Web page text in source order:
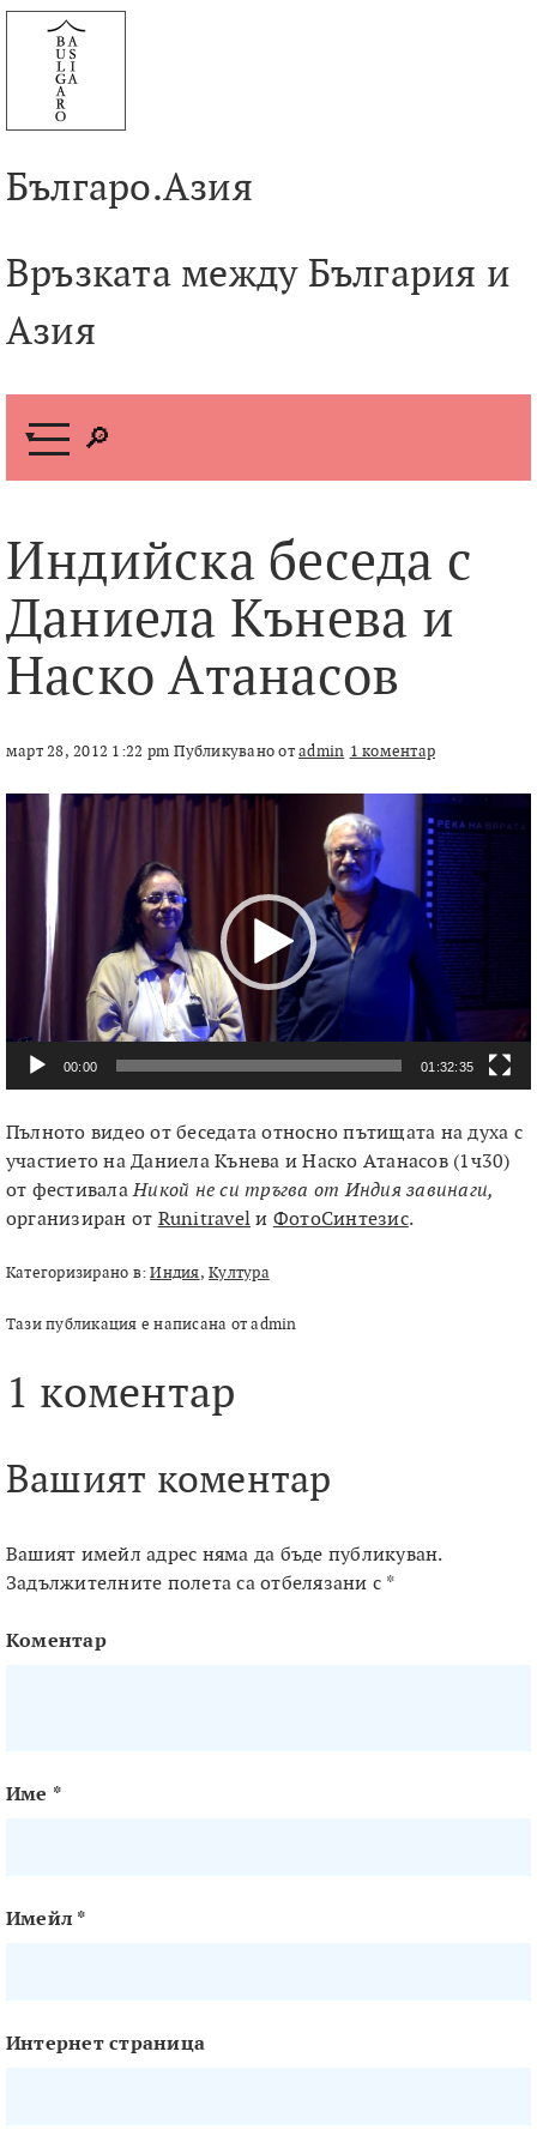
Към
съдържанието
Българо.Азия
Връзката между България и
Азия
М
н
Индийска беседа с
Даниела Кънева и
Наско Атанасов
март 28, 2012 1:22 pm Публикувано отadmin 1 коментар
Видео
00:00 01:32:35
Пълното видео от беседата относно пътищата на духа с
участието на Даниела Кънева и Наско Атанасов (1ч30)
от фестивалаНикой не си тръгва от Индия завинаги,
организиран от Runitravel и ФотоСинтезис.
Категоризирано в:Индия,Култура
Тази публикация е написана от admin
1 коментар
Вашият коментар
Вашият имейл адрес няма да бъде публикуван.
Задължителните полета са отбелязани с *
Коментар
Име *
Имейл *
Интернет страница